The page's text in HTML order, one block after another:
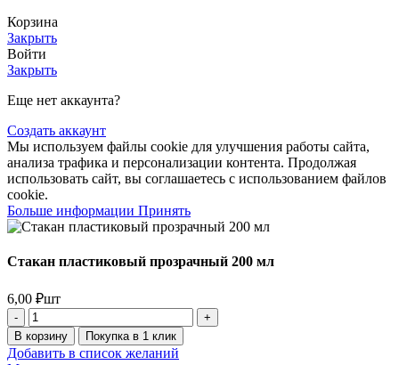
Корзина
Закрыть
Войти
Закрыть
Еще нет аккаунта?
Создать аккаунт
Мы используем файлы cookie для улучшения работы сайта,
анализа трафика и персонализации контента. Продолжая
использовать сайт, вы соглашаетесь с использованием файлов
cookie.
Больше информации Принять
Стакан пластиковый прозрачный 200 мл
6,00 ₽шт
В корзину Покупка в 1 клик
Добавить в список желаний